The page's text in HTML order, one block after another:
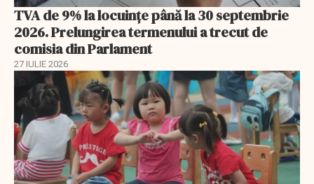
TVA de 9% la locuințe până la 30 septembrie
2026. Prelungirea termenului a trecut de
comisia din Parlament
27 IULIE 2026